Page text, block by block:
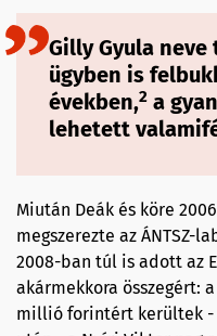
Gilly Gyula
ügyben is
években,2 a
lehetett
Miután Deák és köre
megszerezte az ÁNTSZ-
2008-ban túl is adott az
akármekkora összegért:
millió forintért kerültek -